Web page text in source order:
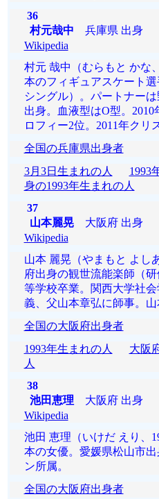
36
村元哉中 兵庫県 出身
Wikipedia
村元 哉中（むらもと かな
本のフィギュアスケート
シングル）。パートナー
出身。血液型はO型。2010
ロフィー2位。2011年クリ
全国の兵庫県出身者
3月3日生まれの人
1993
身の1993年生まれの人
37
山本麗晃大阪府 出身
Wikipedia
山本 麗晃（やまもと よし
府出身の観世流能楽師（
等学校卒業。関西大学社
義、父山本章弘に師事。山
全国の大阪府出身者
1993年生まれの人
大阪
人
38
池田恵理 大阪府 出身
Wikipedia
池田 恵理（いけだ えり、
本の女優。愛媛県松山市
ン所属。
全国の大阪府出身者